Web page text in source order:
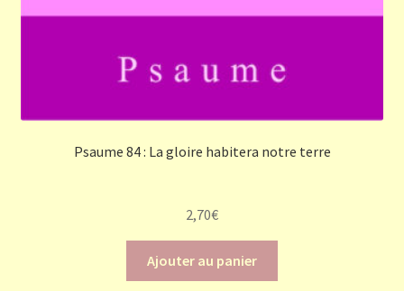
Psaume 84 : La gloire habitera notre terre
2,70€
Ajouter au panier